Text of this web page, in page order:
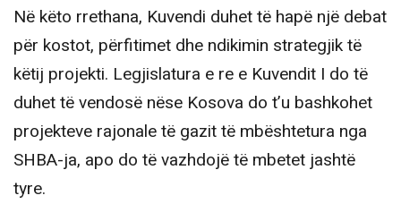
Në këto rrethana, Kuvendi duhet të hapë një debat
për kostot, përfitimet dhe ndikimin strategjik të
këtij projekti. Legjislatura e re e Kuvendit I do të
duhet të vendosë nëse Kosova do t’u bashkohet
projekteve rajonale të gazit të mbështetura nga
SHBA-ja, apo do të vazhdojë të mbetet jashtë
tyre.